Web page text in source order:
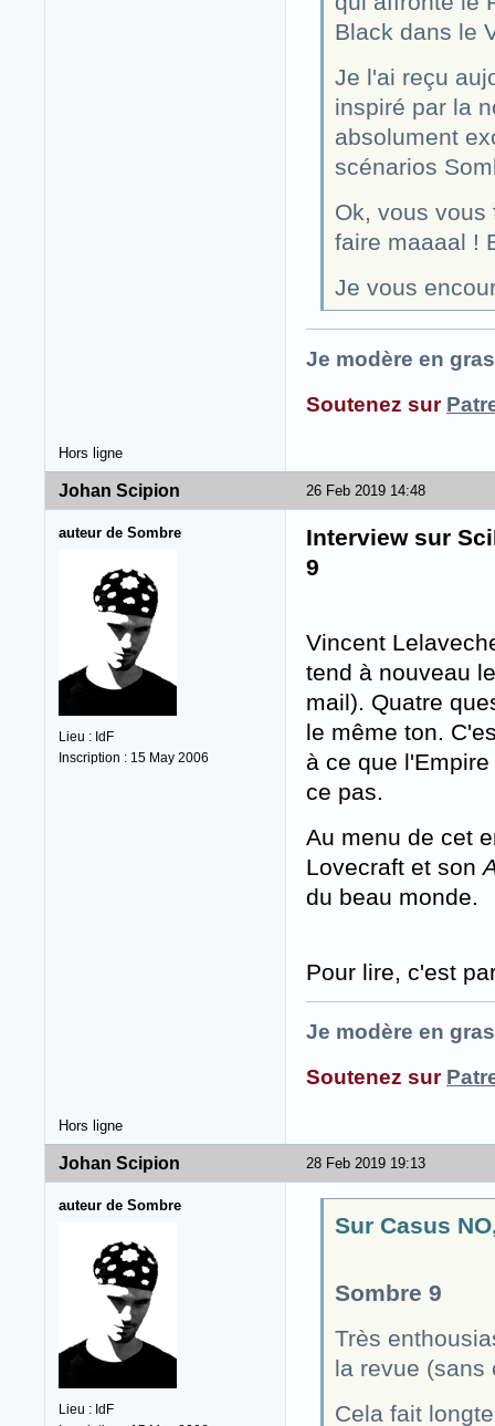
Black dans le
Je l'ai reçu
inspiré par la
absolument
scénarios
Ok, vous vous
faire maaaal !
Je vous
Je modère en
Soutenez sur
Hors ligne
26 Feb 2019 14:48
Johan Scipion
auteur de Sombre
Lieu : IdF
Inscription : 15 May 2006
Interview sur
9
Vincent
tend à nouveau
mail). Quatre
le même ton.
à ce que
ce pas.
Au menu de cet
Lovecraft et son
du beau monde.
Pour lire, c'est
Je modère en
Soutenez sur
Hors ligne
28 Feb 2019 19:13
Johan Scipion
auteur de Sombre
Lieu : IdF
Sur Casus
Sombre 9
Très
la revue (sans
Cela fait